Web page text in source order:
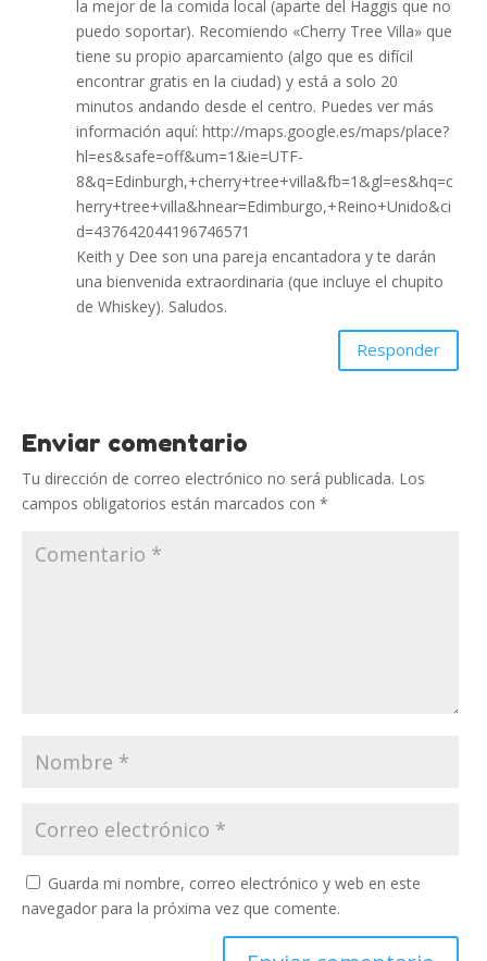
la mejor de la comida local (aparte del Haggis que no
puedo soportar). Recomiendo «Cherry Tree Villa» que
tiene su propio aparcamiento (algo que es difícil
encontrar gratis en la ciudad) y está a solo 20
minutos andando desde el centro. Puedes ver más
información aquí: http://maps.google.es/maps/place?
hl=es&safe=off&um=1&ie=UTF-
8&q=Edinburgh,+cherry+tree+villa&fb=1&gl=es&hq=c
herry+tree+villa&hnear=Edimburgo,+Reino+Unido&ci
d=437642044196746571
Keith y Dee son una pareja encantadora y te darán
una bienvenida extraordinaria (que incluye el chupito
de Whiskey). Saludos.
Responder
Enviar comentario
Tu dirección de correo electrónico no será publicada. Los
campos obligatorios están marcados con *
Guarda mi nombre, correo electrónico y web en este
navegador para la próxima vez que comente.